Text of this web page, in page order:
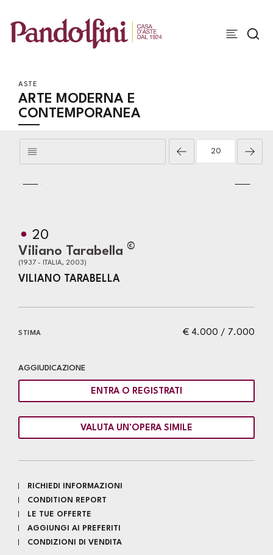
ASTE
ARTE MODERNA E
CONTEMPORANEA
20
Viliano Tarabella ©
(1937 - ITALIA, 2003)
VILIANO TARABELLA
€ 4.000 / 7.000
STIMA
AGGIUDICAZIONE
ENTRA O REGISTRATI
VALUTA UN'OPERA SIMILE
RICHIEDI INFORMAZIONI
CONDITION REPORT
LE TUE OFFERTE
AGGIUNGI AI PREFERITI
CONDIZIONI DI VENDITA